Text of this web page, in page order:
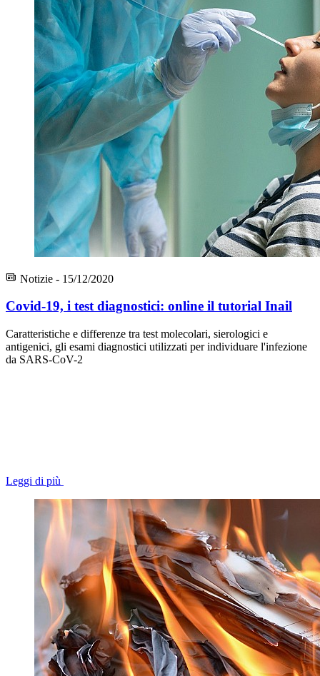
Notizie - 15/12/2020
Covid-19, i test diagnostici: online il tutorial Inail
Caratteristiche e differenze tra test molecolari, sierologici e
antigenici, gli esami diagnostici utilizzati per individuare l'infezione
da SARS-CoV-2
Leggi di più